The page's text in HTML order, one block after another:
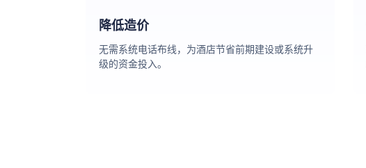
降低造价
无需系统电话布线，为酒店节省前期建设或系统升
级的资金投入。